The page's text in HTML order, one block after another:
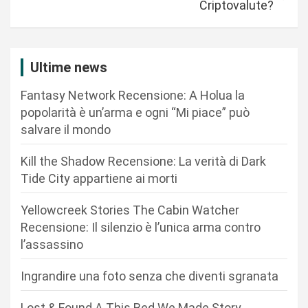
Criptovalute?
Ultime news
Fantasy Network Recensione: A Holua la
popolarità è un’arma e ogni “Mi piace” può
salvare il mondo
Kill the Shadow Recensione: La verità di Dark
Tide City appartiene ai morti
Yellowcreek Stories The Cabin Watcher
Recensione: Il silenzio è l’unica arma contro
l’assassino
Ingrandire una foto senza che diventi sgranata